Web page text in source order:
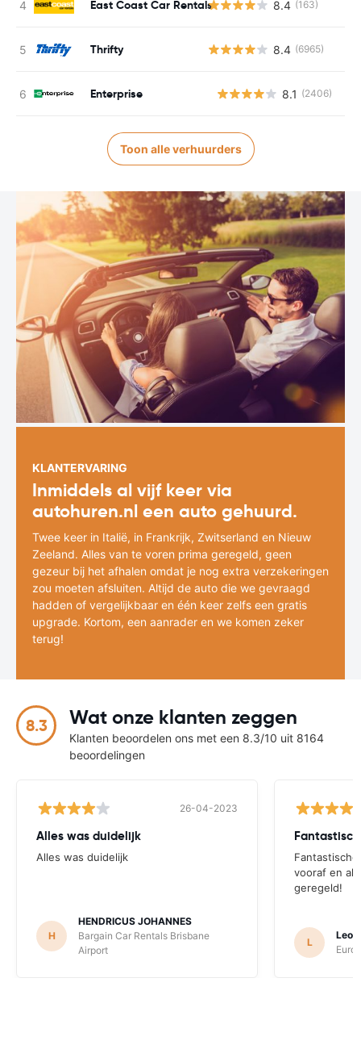
East Coast Car Rentals 8.4 (163)
Thrifty 8.4 (6965)
Enterprise 8.1 (2406)
Toon alle verhuurders
KLANTERVARING
Inmiddels al vijf keer via
autohuren.nl een auto gehuurd.
Twee keer in Italië, in Frankrijk, Zwitserland en Nieuw
Zeeland. Alles van te voren prima geregeld, geen
gezeur bij het afhalen omdat je nog extra verzekeringen
zou moeten afsluiten. Altijd de auto die we gevraagd
hadden of vergelijkbaar en één keer zelfs een gratis
upgrade. Kortom, een aanrader en we komen zeker
terug!
8.3 Wat onze klanten zeggen
Klanten beoordelen ons met een 8.3/10 uit 8164
beoordelingen
26-04-2023
Alles was duidelijk
Alles was duidelijk
H
HENDRICUS JOHANNES
Bargain Car Rentals Brisbane
Airport
vooraf en
geregeld!
L